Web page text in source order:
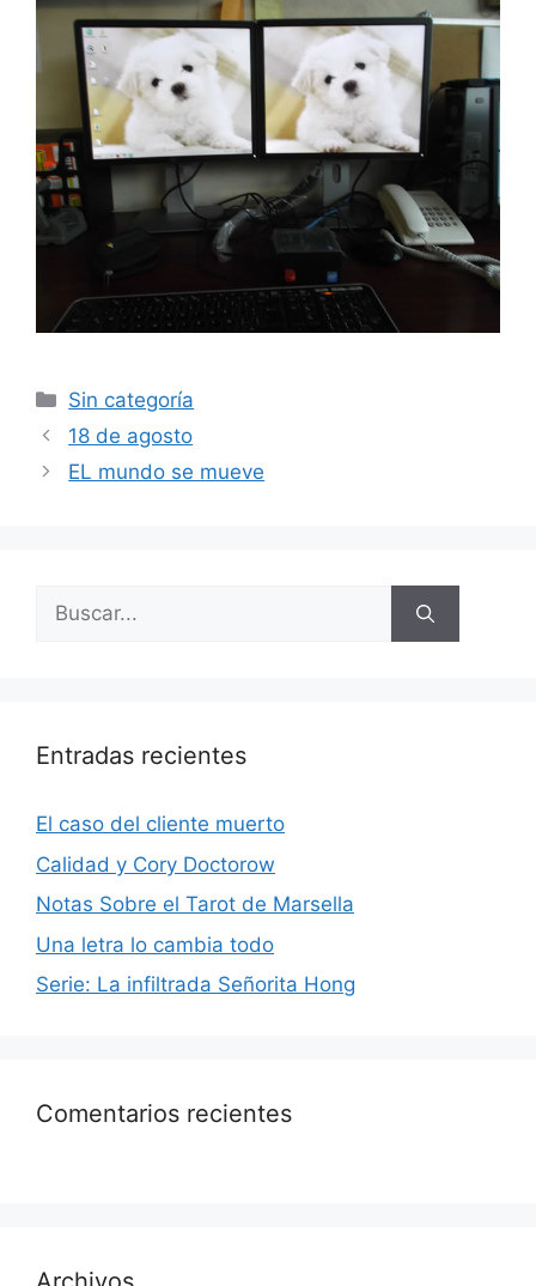
Categorías
Sin categoría
18 de agosto
EL mundo se mueve
Buscar:
Entradas recientes
El caso del cliente muerto
Calidad y Cory Doctorow
Notas Sobre el Tarot de Marsella
Una letra lo cambia todo
Serie: La infiltrada Señorita Hong
Comentarios recientes